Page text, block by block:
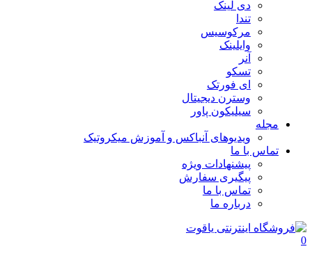
دی لینک
تندا
مرکوسیس
وایلینک
آنر
تسکو
ای فورتک
وسترن دیجیتال
سیلیکون پاور
مجله
ویدیوهای آنباکس و آموزش میکروتیک
تماس با ما
پیشنهادات ویژه
پیگیری سفارش
تماس با ما
درباره ما
0